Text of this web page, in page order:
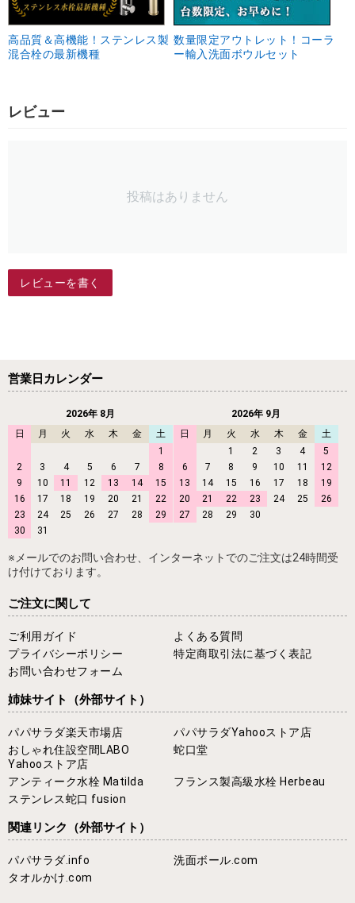
高品質＆高機能！ステンレス製
混合栓の最新機種
数量限定アウトレット！コーラ
ー輸入洗面ボウルセット
レビュー
投稿はありません
レビューを書く
営業日カレンダー
2026年 8月
日
月 火 水 木 金
土
1
2
3 4 5 6 7
8
9
10 11 12 13 14
15
16
17 18 19 20 21
22
23
24 25 26 27 28
29
30
31
2026年 9月
日
月 火 水 木 金
土
1
2 3 4
5
6
7 8 9 10 11
12
13
14 15 16 17 18
19
20
21 22 23 24 25
26
27
28 29 30
※メールでのお問い合わせ、インターネットでのご注文は24時間受
け付けております。
ご注文に関して
ご利用ガイド
よくある質問
プライバシーポリシー
特定商取引法に基づく表記
お問い合わせフォーム
姉妹サイト （外部サイト）
パパサラダ楽天市場店
パパサラダYahooストア店
おしゃれ住設空間LABO
Yahooストア店
蛇口堂
アンティーク水栓 Matilda
フランス製高級水栓 Herbeau
ステンレス蛇口 fusion
関連リンク （外部サイト）
パパサラダ.info
洗面ボール.com
タオルかけ.com